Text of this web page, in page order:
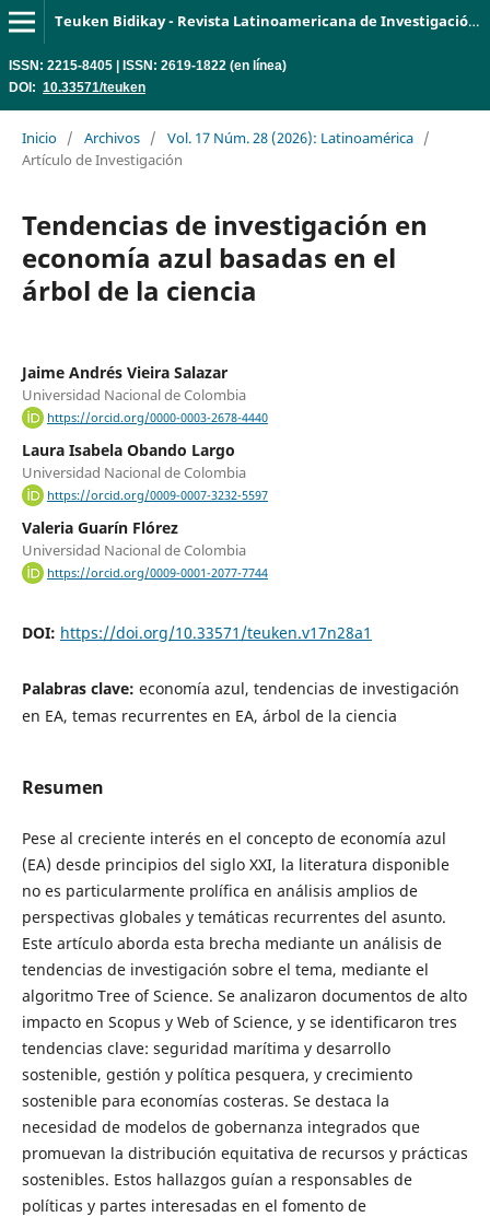
Teuken Bidikay - Revista Latinoamericana de Investigación en Organizaciones, Ambiente y Sociedad
ISSN: 2215-8405 | ISSN: 2619-1822 (en línea)
DOI: 10.33571/teuken
Inicio / Archivos / Vol. 17 Núm. 28 (2026): Latinoamérica /
Artículo de Investigación
Tendencias de investigación en
economía azul basadas en el
árbol de la ciencia
Jaime Andrés Vieira Salazar
Universidad Nacional de Colombia
https://orcid.org/0000-0003-2678-4440
Laura Isabela Obando Largo
Universidad Nacional de Colombia
https://orcid.org/0009-0007-3232-5597
Valeria Guarín Flórez
Universidad Nacional de Colombia
https://orcid.org/0009-0001-2077-7744
DOI: https://doi.org/10.33571/teuken.v17n28a1
Palabras clave: economía azul, tendencias de investigación
en EA, temas recurrentes en EA, árbol de la ciencia
Resumen
Pese al creciente interés en el concepto de economía azul
(EA) desde principios del siglo XXI, la literatura disponible
no es particularmente prolífica en análisis amplios de
perspectivas globales y temáticas recurrentes del asunto.
Este artículo aborda esta brecha mediante un análisis de
tendencias de investigación sobre el tema, mediante el
algoritmo Tree of Science. Se analizaron documentos de alto
impacto en Scopus y Web of Science, y se identificaron tres
tendencias clave: seguridad marítima y desarrollo
sostenible, gestión y política pesquera, y crecimiento
sostenible para economías costeras. Se destaca la
necesidad de modelos de gobernanza integrados que
promuevan la distribución equitativa de recursos y prácticas
sostenibles. Estos hallazgos guían a responsables de
políticas y partes interesadas en el fomento de